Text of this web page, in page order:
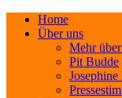
Home
Über uns
Mehr
Pit Budde